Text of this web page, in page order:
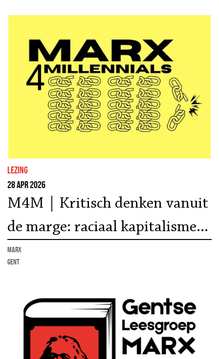
lezing
28 apr 2026
M4M | Kritisch denken vanuit
de marge: raciaal kapitalisme,
verzet en antikoloniaal
Bogaert
marx
Gent